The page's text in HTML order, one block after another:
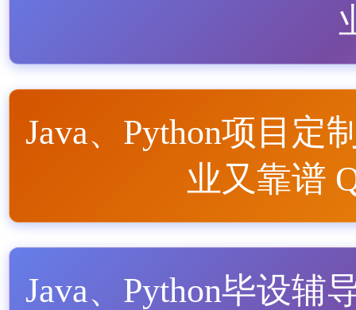
Java、Python项目定
业又靠谱
Java、Python毕设辅